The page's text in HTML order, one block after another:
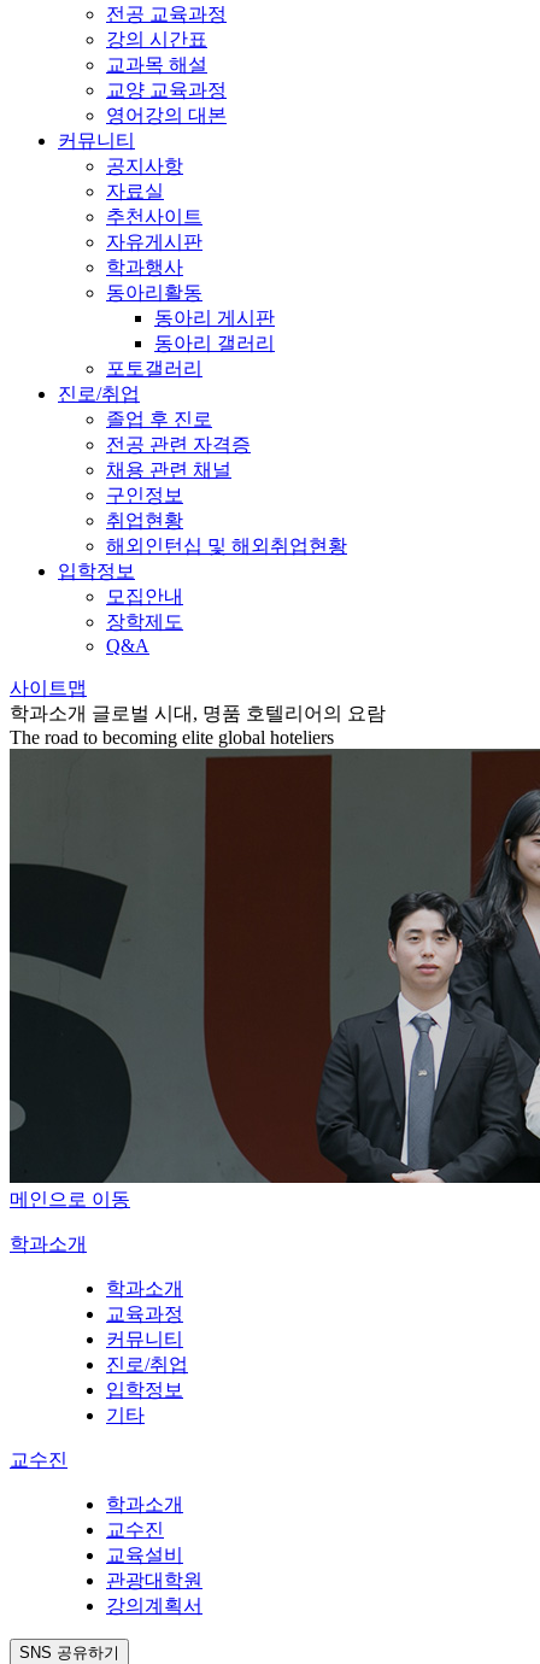
전공 교육과정
강의 시간표
교과목 해설
교양 교육과정
영어강의 대본
커뮤니티
공지사항
자료실
추천사이트
자유게시판
학과행사
동아리활동
동아리 게시판
동아리 갤러리
포토갤러리
진로/취업
졸업 후 진로
전공 관련 자격증
채용 관련 채널
구인정보
취업현황
해외인턴십 및 해외취업현황
입학정보
모집안내
장학제도
Q&A
사이트맵
학과소개 글로벌 시대, 명품 호텔리어의 요람
The road to becoming elite global hoteliers
메인으로 이동
학과소개
학과소개
교육과정
커뮤니티
진로/취업
입학정보
기타
교수진
학과소개
교수진
교육설비
관광대학원
강의계획서
SNS 공유하기